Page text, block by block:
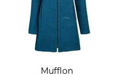
Mufflon